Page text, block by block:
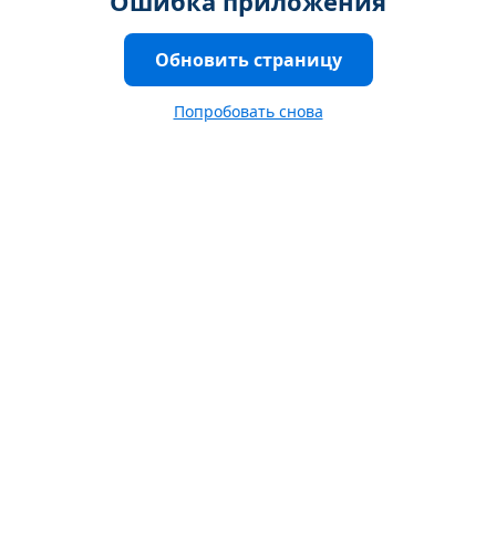
Обновить страницу
Попробовать снова